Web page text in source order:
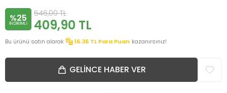
%25
INDIRIMLI
546,00TL
409,90 TL
Bu ürünü satın alarak 16.36 TL Para Puan kazanırsınız!
GELINCE HABER VER